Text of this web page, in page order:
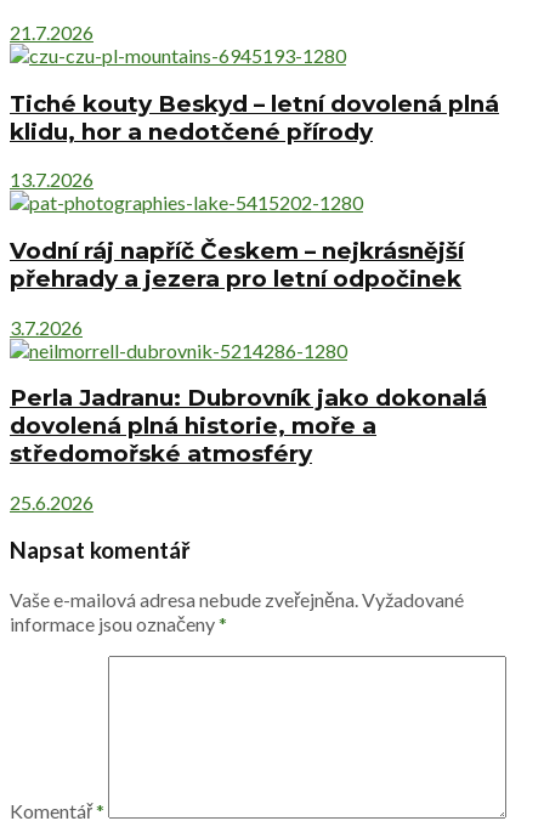
21.7.2026
Tiché kouty Beskyd – letní dovolená plná
klidu, hor a nedotčené přírody
13.7.2026
Vodní ráj napříč Českem – nejkrásnější
přehrady a jezera pro letní odpočinek
3.7.2026
Perla Jadranu: Dubrovník jako dokonalá
dovolená plná historie, moře a
středomořské atmosféry
25.6.2026
Napsat komentář
Vaše e-mailová adresa nebude zveřejněna. Vyžadované
informace jsou označeny*
Komentář*